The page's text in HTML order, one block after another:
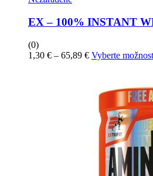
EX – 100% INSTANT
(0)
1,30 € – 65,89 €Price
65,89 €
Vyberte